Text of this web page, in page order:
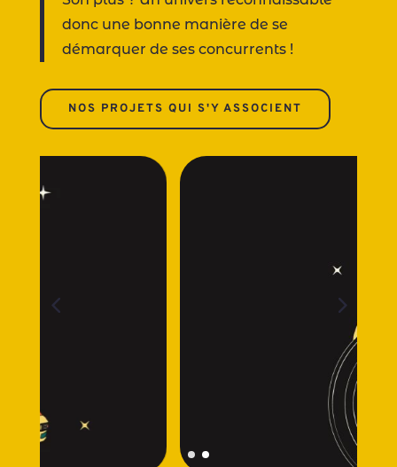
donc une bonne manière de se
démarquer de ses concurrents !
NOS PROJETS QUI S'Y ASSOCIENT